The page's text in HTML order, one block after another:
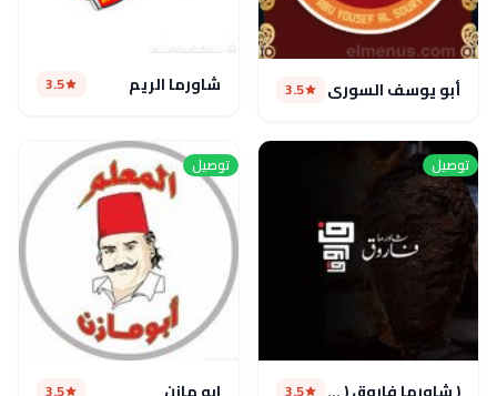
أبو يوسف السورى 3.5 شاورما الريم 3.5
توصيل توصيل